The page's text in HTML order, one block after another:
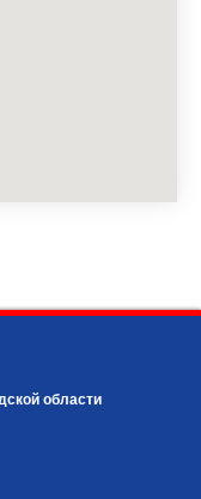
области